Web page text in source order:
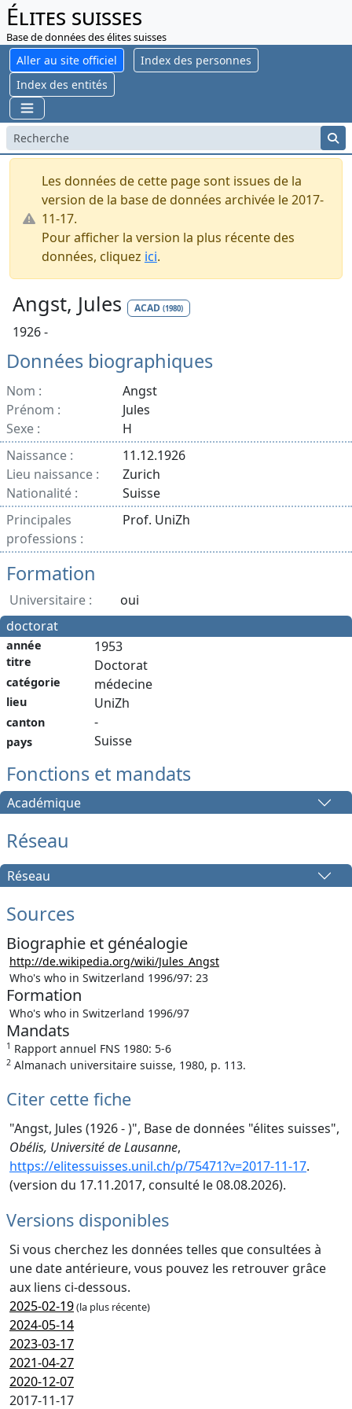
Élites suisses
Base de données des élites suisses
Aller au site officiel
Index des personnes
Index des entités
Les données de cette page sont issues de la
version de la base de données archivée le 2017-
11-17.
Pour afficher la version la plus récente des
données, cliquez ici.
Angst, Jules ACAD (1980)
1926 -
Données biographiques
Nom :
Angst
Prénom :
Jules
Sexe :
H
Naissance :
11.12.1926
Lieu naissance :
Zurich
Nationalité :
Suisse
Principales
professions :
Prof. UniZh
Formation
Universitaire :
oui
doctorat
année
titre
catégorie
lieu
canton
pays
1953
Doctorat
médecine
UniZh
-
Suisse
Fonctions et mandats
Académique
Réseau
Réseau
Sources
Biographie et généalogie
http://de.wikipedia.org/wiki/Jules_Angst
Who's who in Switzerland 1996/97: 23
Formation
Who's who in Switzerland 1996/97
Mandats
1 Rapport annuel FNS 1980: 5-6
2 Almanach universitaire suisse, 1980, p. 113.
Citer cette fiche
"Angst, Jules (1926 - )", Base de données "élites suisses",
Obélis, Université de Lausanne,
https://elitessuisses.unil.ch/p/75471?v=2017-11-17.
(version du 17.11.2017, consulté le 08.08.2026).
Versions disponibles
Si vous cherchez les données telles que consultées à
une date antérieure, vous pouvez les retrouver grâce
aux liens ci-dessous.
2025-02-19(la plus récente)
2024-05-14
2023-03-17
2021-04-27
2020-12-07
2017-11-17